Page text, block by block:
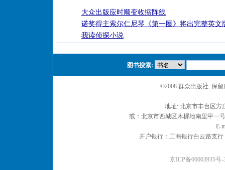
大众出版应时顺变收缩阵线
诺奖得主索尔仁尼琴《第一圈》将出完整英文
我读侦探小说
图书搜索:
©2008 群众出版社. 保
地址: 北京市丰台区
或：北京市西城区木樨地南里甲一
E-
开户银行：工商银行白云路支
京ICP备06003935号-